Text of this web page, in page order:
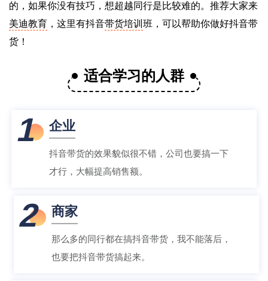
的，如果你没有技巧，想超越同行是比较难的。推荐大家来
美迪教育 ，这里有抖音带货培训 班，可以帮助你做好抖音带
货！
适合学习的人群
1 企业
抖音带货的效果貌似很不错，公司也要搞一下
才行，大幅提高销售额。
2 商家
那么多的同行都在搞抖音带货，我不能落后，
也要把抖音带货搞起来。